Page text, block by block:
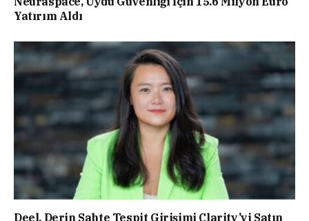
Yatırım Aldı
Deel, Derin Sahte Tespit Girişimi Clarity’yi Satın